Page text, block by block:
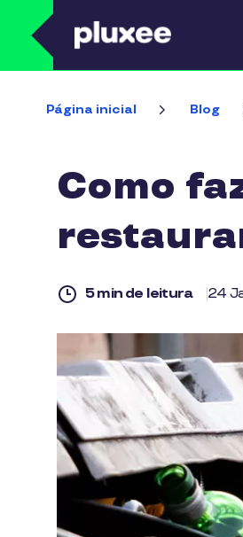
Pular para o conteúdo principal
Página inicial Blog
Como
5 min de leitura 24